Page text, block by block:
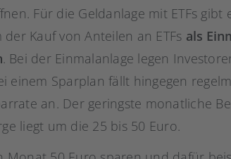
Für die Geldanlage mit ETFs gibt
Kauf von Anteilen an ETFs als
. Bei der Einmalanlage legen
einem Sparplan fällt hingegen
an. Der geringste monatliche
liegt um die 25 bis 50 Euro.